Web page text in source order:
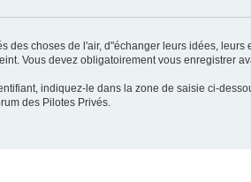
des choses de l'air, d"échanger leurs idées, leurs
Vous devez obligatoirement vous enregistrer
indiquez-le dans la zone de saisie ci-
des Pilotes Privés.